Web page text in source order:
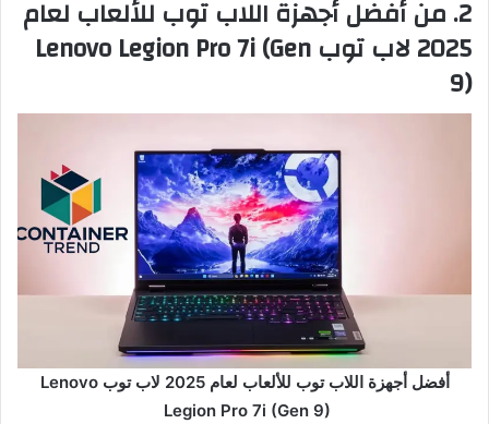
2. من أفضل أجهزة اللاب توب للألعاب لعام
2025 لاب توب Lenovo Legion Pro 7i (Gen
9)
أفضل أجهزة اللاب توب للألعاب لعام 2025 لاب توب Lenovo
Legion Pro 7i (Gen 9)